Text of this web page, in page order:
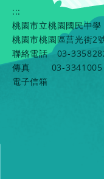
:::
桃園市立桃園國民中學
桃園市桃園區莒光街2
聯絡電話
03-
傳真
03-3341005
電子信箱